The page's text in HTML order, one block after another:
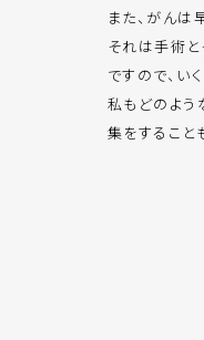
また、がん
それは手術
ですので、い
私もどのよう
集をすること